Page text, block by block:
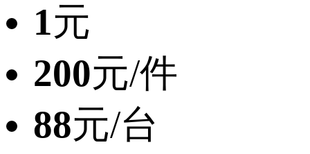
1元
200元/件
88元/台